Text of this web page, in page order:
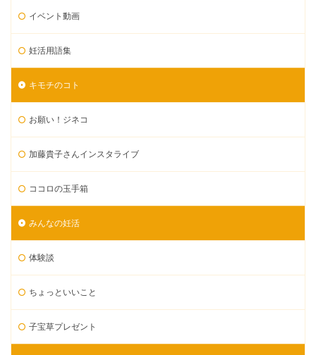
イベント動画
妊活用語集
キモチのコト
お願い！ジネコ
加藤貴子さんインスタライブ
ココロの玉手箱
みんなの妊活
体験談
ちょっといいこと
子宝草プレゼント